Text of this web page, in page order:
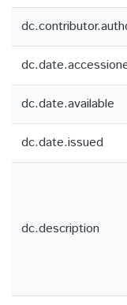
dc.date.available
dc.date.issued
dc.description